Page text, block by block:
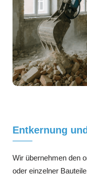
Entkernung
Wir übernehmen den
oder einzelner